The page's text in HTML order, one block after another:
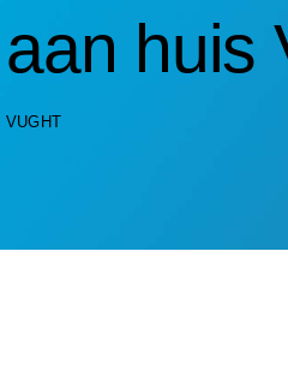
huis
VUGHT